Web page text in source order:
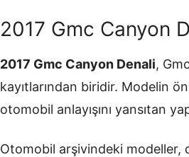
2017 Gmc Canyon
2017 Gmc Canyon Denali,
kayıtlarından biridir. Modelin
otomobil anlayışını yansıtan
Otomobil arşivindeki modeller,